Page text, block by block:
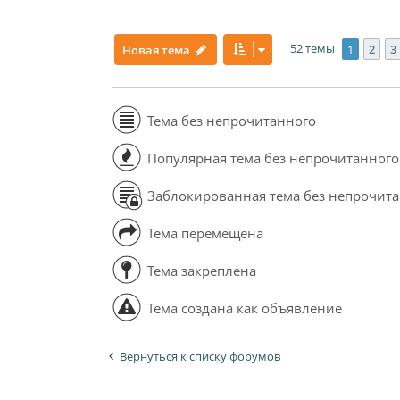
Новая тема 52 темы 1 2 3
Тема без непрочитанного
Популярная тема без непрочитанного
Заблокированная тема без
Тема перемещена
Тема закреплена
Тема создана как объявление
Вернуться к списку форумов